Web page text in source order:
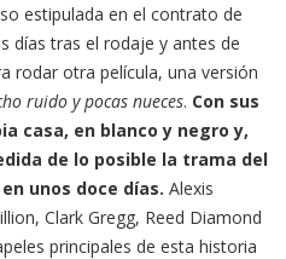
estipulada en el contrato de
días tras el rodaje y antes de
rodar otra película, una versión
ruido y pocas nueces. Con sus
casa, en blanco y negro y,
de lo posible la trama del
unos doce días. Alexis
Clark Gregg, Reed Diamond
principales de esta historia